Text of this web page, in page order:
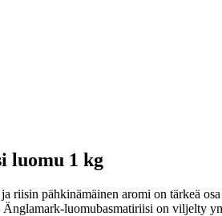
luomu 1 kg
riisin pähkinämäinen aromi on tärkeä
luomubasmatiriisi on viljelty